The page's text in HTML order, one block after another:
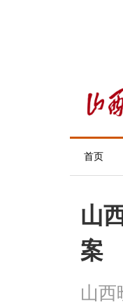
首页
山
案
山西